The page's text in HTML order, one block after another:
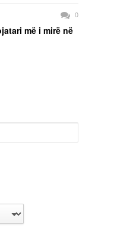
0
më i mirë në